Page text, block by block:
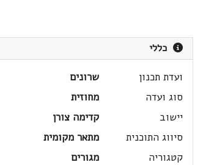
כללי
ועדת תכנון
שרונים
סוג ועדה
מחוזית
יישוב
קדימה צורן
סיווג התוכנית
מתאר מקומית
קטגוריה
מגורים